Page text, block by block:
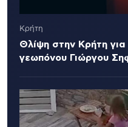
Κρήτη
Θλίψη στην Κρήτη
γεωπόνου Γιώργου